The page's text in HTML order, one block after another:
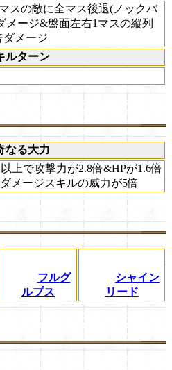
スの敵に全マス後退(ノックバ
メージ&盤面左右1マスの縦列
ダメージ
ルターン
なる大力
上で攻撃力が2.8倍&HPが1.6倍
メージスキルの威力が5倍
フルグ
ルプス
シャイン
リード